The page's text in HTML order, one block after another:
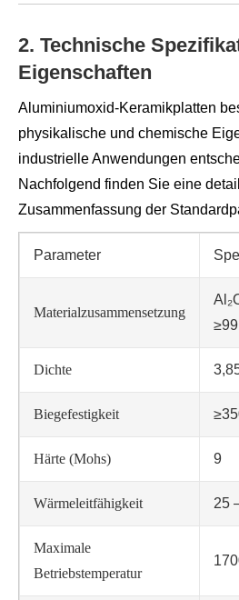
2. Technische
Eigenschaften
Aluminiumoxid-Keramikplatten
physikalische und chemische
industrielle Anwendungen
Nachfolgend finden Sie eine
Zusammenfassung der
Parameter
Materialzusammensetzung
Dichte
Biegefestigkeit
Härte (Mohs) 9
Wärmeleitfähigkeit 25
Maximale
Betriebstemperatur